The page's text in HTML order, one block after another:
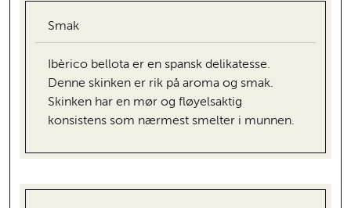
Smak
Ibèrico bellota er en spansk delikatesse.
Denne skinken er rik på aroma og smak.
Skinken har en mør og fløyelsaktig
konsistens som nærmest smelter i munnen.